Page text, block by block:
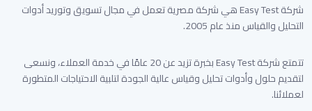
شركة Easy Test هي شركة مصرية تعمل في مجال تسويق وتوريد أدوات
التحليل والقياس منذ عام 2005.
تتمتع شركة Easy Test بخبرة تزيد عن 20 عامًا في خدمة العملاء، ونسعى
لتقديم حلول وأدوات تحليل وقياس عالية الجودة لتلبية الاحتياجات المتطورة
لعملائنا.